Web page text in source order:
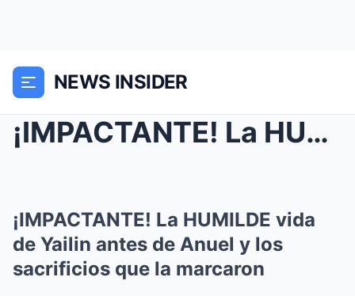
NEWS INSIDER
¡IMPACTANTE! La HUMILDE vida de Yailin antes de An...
¡IMPACTANTE! La HUMILDE vida
de Yailin antes de Anuel y los
sacrificios que la marcaron